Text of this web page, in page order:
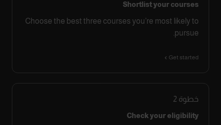
Shortlist your courses
Choose the best three courses you’re most likely to
pursue.
Get started
خطوة 2
Check your eligibility